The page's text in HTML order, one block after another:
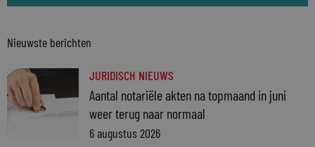
Nieuwste berichten
JURIDISCH NIEUWS
Aantal notariële akten na topmaand in juni
weer terug naar normaal
6 augustus 2026